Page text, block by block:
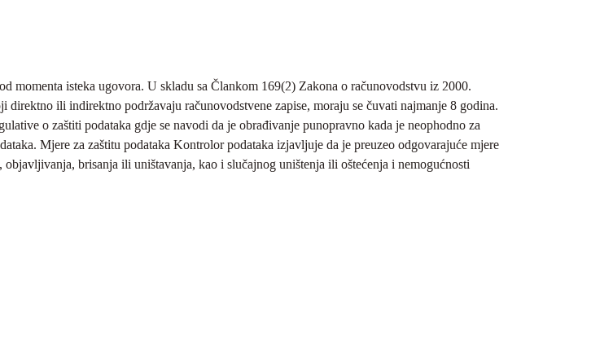
momenta isteka ugovora. U skladu sa Člankom 169(2) Zakona o računovodstvu iz 2000.
ili indirektno podržavaju računovodstvene zapise, moraju se čuvati najmanje 8 godina.
o zaštiti podataka gdje se navodi da je obrađivanje punopravno kada je neophodno za
Mjere za zaštitu podataka Kontrolor podataka izjavljuje da je preuzeo odgovarajuće mjere
brisanja ili uništavanja, kao i slučajnog uništenja ili oštećenja i nemogućnosti